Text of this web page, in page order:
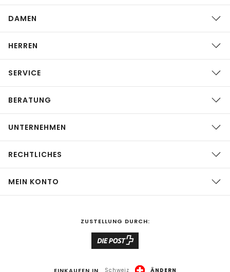
DAMEN
HERREN
SERVICE
BERATUNG
UNTERNEHMEN
RECHTLICHES
MEIN KONTO
ZUSTELLUNG DURCH:
EINKAUFEN IN Schweiz ÄNDERN